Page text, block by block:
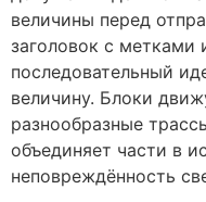
величины перед
заголовок с метками
последовательный
величину. Блоки
разнообразные
объединяет части в
неповреждённость